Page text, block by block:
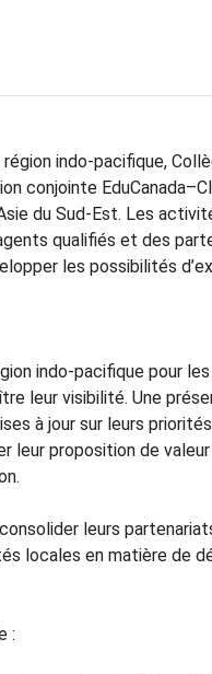
indo-pacifique,
conjointe
du Sud-Est. Les
qualifiés et des
les possibilités
indo-pacifique pour
leur visibilité. Une
à jour sur leurs
proposition de valeur
leurs
locales en matière de
: